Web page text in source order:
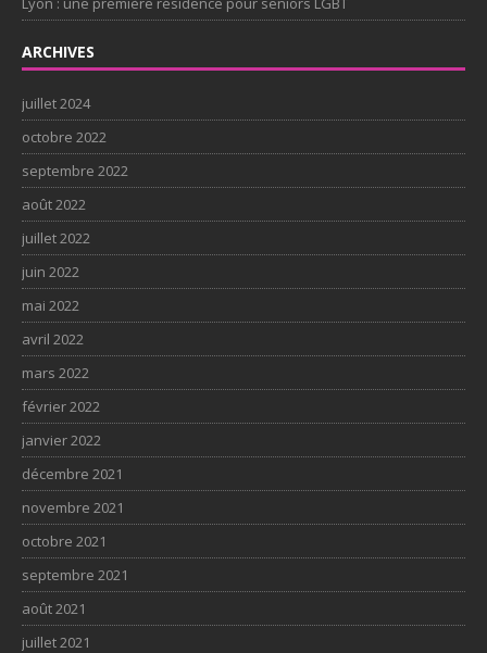
ARCHIVES
juillet 2024
octobre 2022
septembre 2022
août 2022
juillet 2022
juin 2022
mai 2022
avril 2022
mars 2022
février 2022
janvier 2022
décembre 2021
novembre 2021
octobre 2021
septembre 2021
août 2021
juillet 2021